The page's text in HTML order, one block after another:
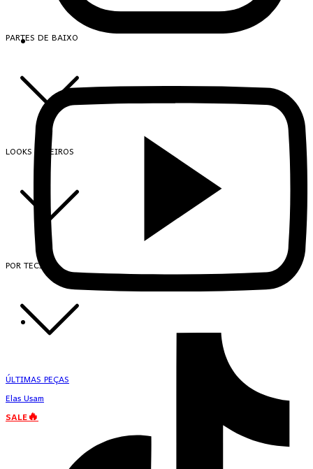
PARTES DE BAIXO
LOOKS INTEIROS
POR TECIDO
ÚLTIMAS PEÇAS
Elas Usam
SALE🔥